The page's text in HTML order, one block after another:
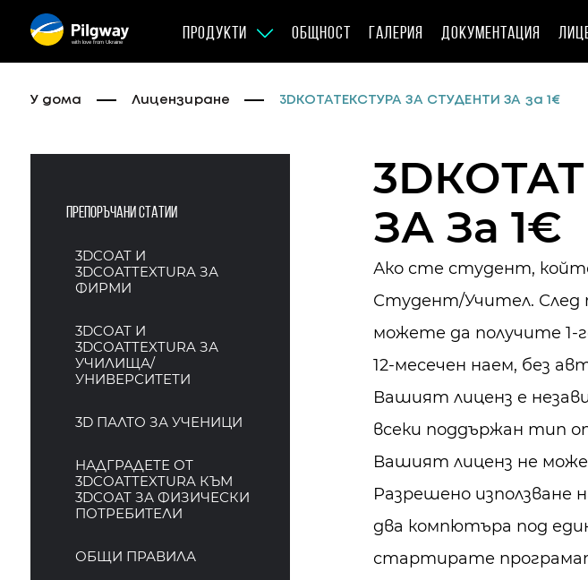
with love from Ukraine
ПРОДУКТИ ОБЩНОСТ ГАЛЕРИЯ ДОКУМЕНТАЦИЯ
У дома Лицензиране 3DКОТАТЕКСТУРА ЗА СТУДЕНТИ ЗА за 1€
Препоръчани статии
3DCOAT И
3DCOATTEXTURA ЗА
ФИРМИ
3DCOAT И
3DCOATTEXTURA ЗА
УЧИЛИЩА/
УНИВЕРСИТЕТИ
3D ПАЛТО ЗА УЧЕНИЦИ
НАДГРАДЕТЕ ОТ
3DCOATTEXTURA КЪМ
3DCOAT ЗА ФИЗИЧЕСКИ
ПОТРЕБИТЕЛИ
ОБЩИ ПРАВИЛА
ЗА За 1€
Ако сте студент,
Студент/Учител. След
можете да получите 1-
12-месечен наем, без
Вашият лиценз е
всеки поддържан тип
Вашият лиценз не може
Разрешено
два компютъра под
стартирате